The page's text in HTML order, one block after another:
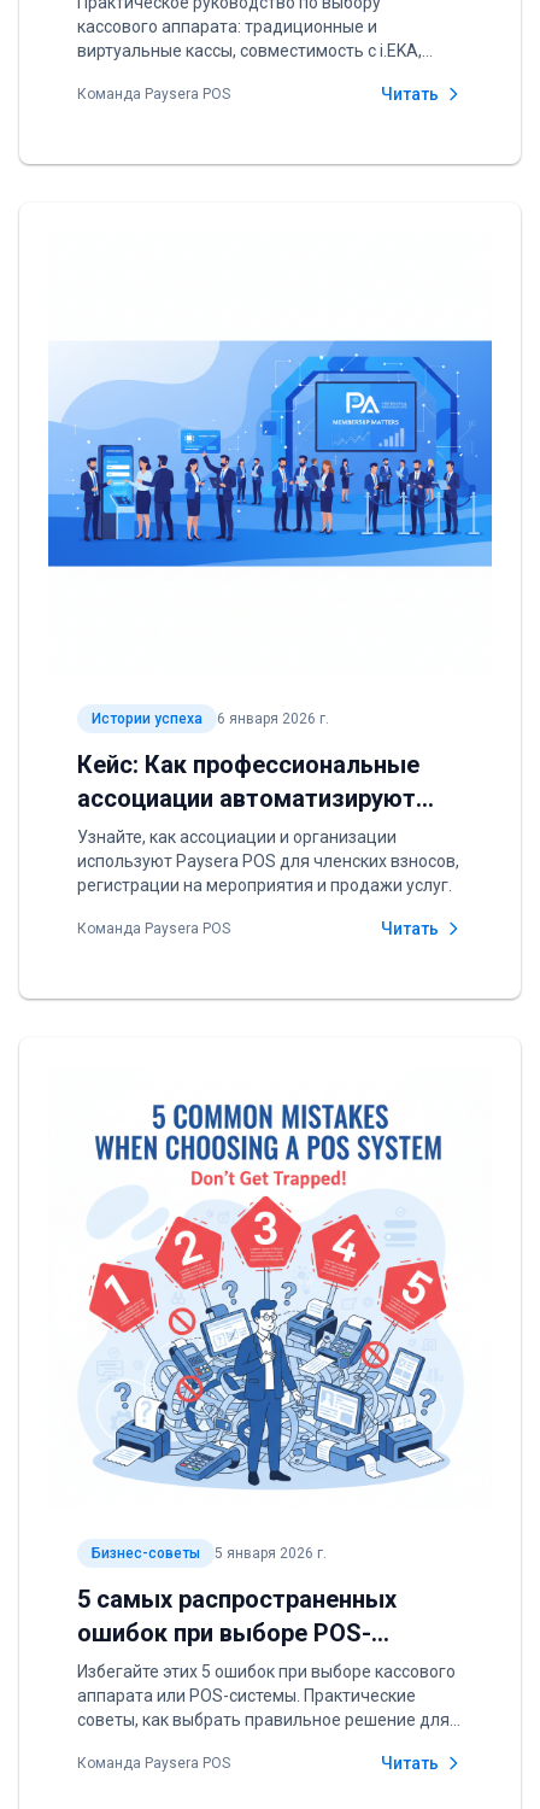
кассового аппарата: традиционные и
виртуальные кассы, совместимость с i.EKA,
решение для вашего бизнеса.
Команда Paysera POS Читать
Истории успеха 6 января 2026 г.
Кейс: Как профессиональные
ассоциации автоматизируют
платежи
Узнайте, как ассоциации и организации
используют Paysera POS для членских взносов,
регистрации на мероприятия и продажи услуг.
Команда Paysera POS Читать
Бизнес-советы 5 января 2026 г.
5 самых распространенных
ошибок при выборе POS-
системы
Избегайте этих 5 ошибок при выборе кассового
аппарата или POS-системы. Практические
советы, как выбрать правильное решение для
перспективе.
Команда Paysera POS Читать